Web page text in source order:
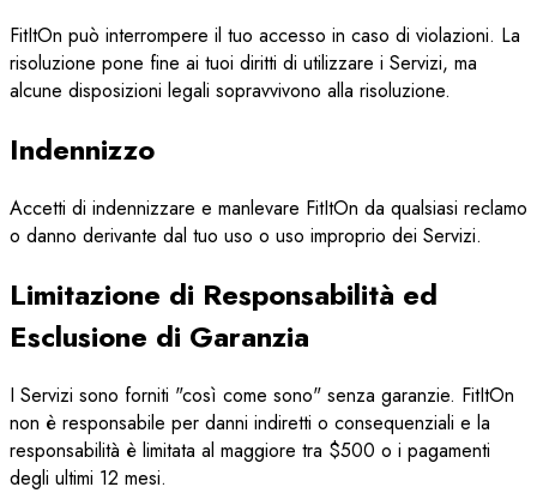
FitItOn può interrompere il tuo accesso in caso di violazioni. La
risoluzione pone fine ai tuoi diritti di utilizzare i Servizi, ma
alcune disposizioni legali sopravvivono alla risoluzione.
Indennizzo
Accetti di indennizzare e manlevare FitItOn da qualsiasi reclamo
o danno derivante dal tuo uso o uso improprio dei Servizi.
Limitazione di Responsabilità ed
Esclusione di Garanzia
I Servizi sono forniti "così come sono" senza garanzie. FitItOn
non è responsabile per danni indiretti o consequenziali e la
responsabilità è limitata al maggiore tra $500 o i pagamenti
degli ultimi 12 mesi.